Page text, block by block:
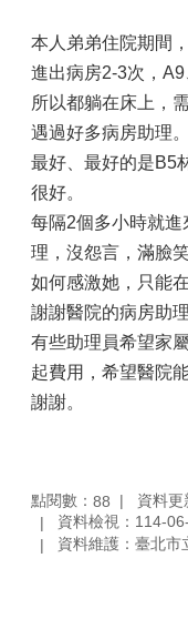
本人弟弟住院期間
進出病房2-3次，
所以都躺在床上，
遇過好多病房助理。
最好、最好的是B5
很好。
每隔2個多小時就
理，沒怨言，滿臉
如何感激她，只能
謝謝醫院的病房助
有些助理員希望家
起費用，希望醫院
謝謝。
點閱數： 88
資料
資料檢視：114-
資料維護：臺北市